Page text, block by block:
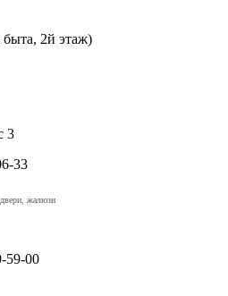
2й этаж)
3
33
жалюзи
59-00